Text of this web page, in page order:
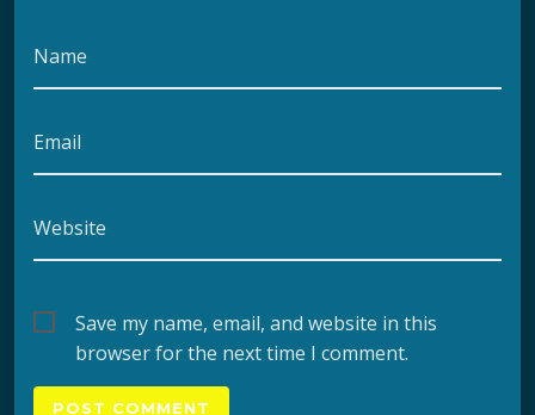
Name
Email
Website
Save my name, email, and website in this
browser for the next time I comment.